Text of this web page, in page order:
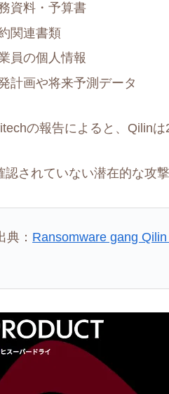
資料・予算書
関連書類
員の個人情報
計画や将来予測データ
の報告によると、Qilinは
認されていない潜在的な攻
典： Ransomware gang